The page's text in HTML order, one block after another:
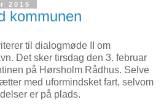
2015
kommunen
til dialogmøde II om
Det sker tirsdag den 3. februar
på Hørsholm Rådhus. Selve
med uformindsket fart, selvom
er på plads.